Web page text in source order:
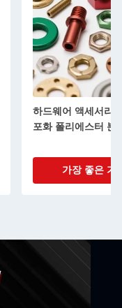
하드웨어 액세서리
포화 폴리에스터 분
가장 좋은 가